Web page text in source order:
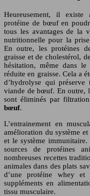
Heureusement, il existe
protéine de bœuf en
tous les avantages de la
nutritionnelle pour la
En outre, les protéines
graisse et de cholestérol,
hésitation, même dans
réduite en graisse. Cela a
d’hydrolyse qui
viande de bœuf. En outre,
sont éliminés par
bœuf.
L’entrainement en
amélioration du système
et le système immunitaire.
sources de protéines
nombreuses recettes
animales dans des plats
d’une protéine whey et
suppléments en
tissu musculaire.